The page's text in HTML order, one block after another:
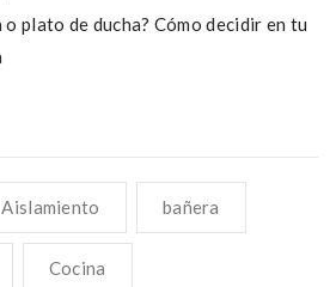
o plato de ducha? Cómo decidir en tu
Aislamiento bañera
Cocina